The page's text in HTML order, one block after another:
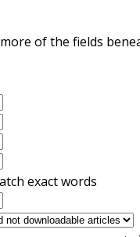
of the fields
exact words